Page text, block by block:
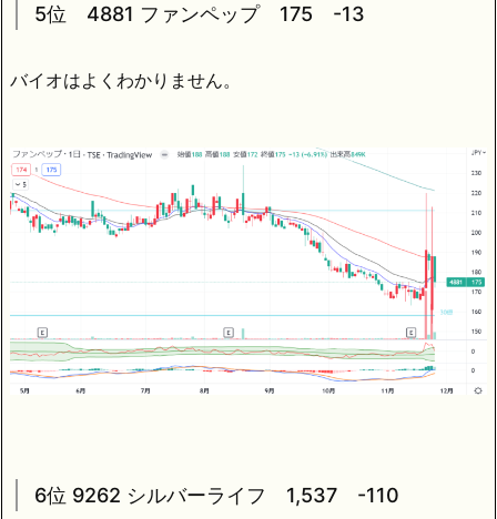
5位 4881 ファンペップ 175 -13
バイオはよくわかりません。
6位 9262 シルバーライフ 1,537 -110